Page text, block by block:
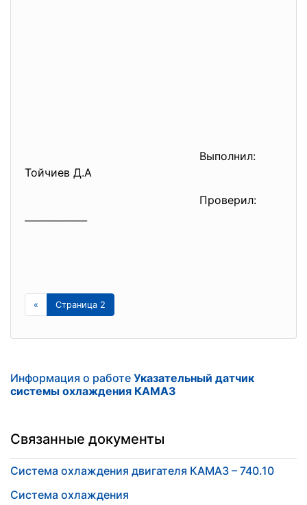
Выполнил:
Тойчиев Д.А
Проверил:
« Страница 2
Информация о работе Указательный датчик
системы охлаждения КАМАЗ
Связанные документы
Система охлаждения двигателя КАМАЗ – 740.10
Система охлаждения